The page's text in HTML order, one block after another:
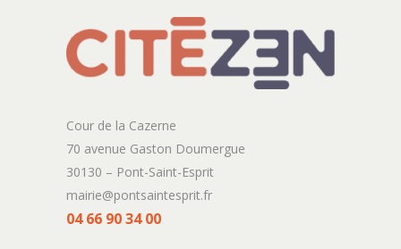
Cour de la Cazerne
70 avenue Gaston Doumergue
30130 – Pont-Saint-Esprit
mairie@pontsaintesprit.fr
04 66 90 34 00